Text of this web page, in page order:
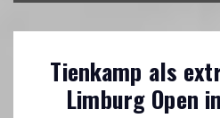
Tienkamp als
Limburg Open